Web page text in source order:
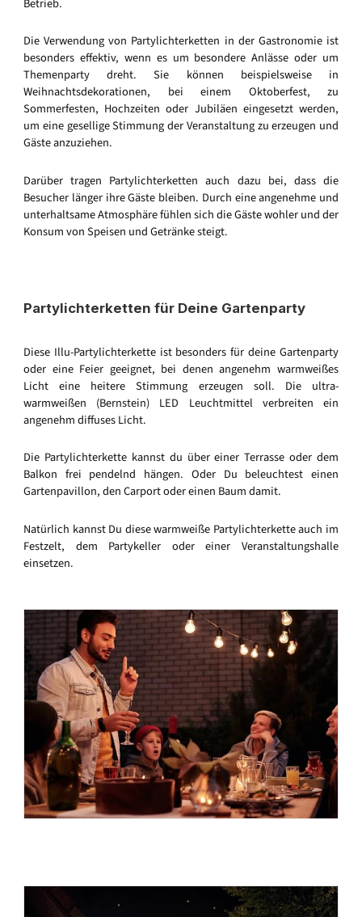
Die Verwendung von Partylichterketten in der Gastronomie ist
besonders effektiv, wenn es um besondere Anlässe oder um
Themenparty dreht. Sie können beispielsweise in
Weihnachtsdekorationen, bei einem Oktoberfest, zu
Sommerfesten, Hochzeiten oder Jubiläen eingesetzt werden,
um eine gesellige Stimmung der Veranstaltung zu erzeugen und
Gäste anzuziehen.
Darüber tragen Partylichterketten auch dazu bei, dass die
Besucher länger ihre Gäste bleiben. Durch eine angenehme und
unterhaltsame Atmosphäre fühlen sich die Gäste wohler und der
Konsum von Speisen und Getränke steigt.
Partylichterketten für Deine Gartenparty
Diese Illu-Partylichterkette ist besonders für deine Gartenparty
oder eine Feier geeignet, bei denen angenehm warmweißes
Licht eine heitere Stimmung erzeugen soll. Die ultra-
warmweißen (Bernstein) LED Leuchtmittel verbreiten ein
angenehm diffuses Licht.
Die Partylichterkette kannst du über einer Terrasse oder dem
Balkon frei pendelnd hängen. Oder Du beleuchtest einen
Gartenpavillon, den Carport oder einen Baum damit.
Natürlich kannst Du diese warmweiße Partylichterkette auch im
Festzelt, dem Partykeller oder einer Veranstaltungshalle
einsetzen.